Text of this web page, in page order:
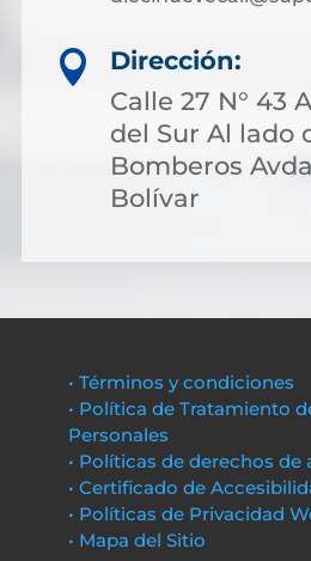

Dirección:
Calle 27 N° 43
del Sur Al lado
Bomberos
Bolívar
• Términos y condiciones
• Política de Tratamiento
Personales
• Políticas de derechos de
• Certificado de
• Políticas de Privacidad
• Mapa del Sitio